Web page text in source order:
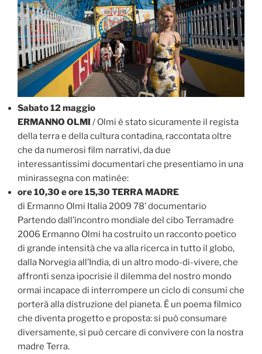
Sabato 12 maggio
ERMANNO OLMI / Olmi è stato sicuramente il regista
della terra e della cultura contadina, raccontata oltre
che da numerosi film narrativi, da due
interessantissimi documentari che presentiamo in una
minirassegna con matinée:
ore 10,30 e ore 15,30 TERRA MADRE
di Ermanno Olmi Italia 2009 78’ documentario
Partendo dall’incontro mondiale del cibo Terramadre
2006 Ermanno Olmi ha costruito un racconto poetico
di grande intensità che va alla ricerca in tutto il globo,
dalla Norvegia all’India, di un altro modo-di-vivere, che
affronti senza ipocrisie il dilemma del nostro mondo
ormai incapace di interrompere un ciclo di consumi che
porterà alla distruzione del pianeta. È un poema filmico
che diventa progetto e proposta: si può consumare
diversamente, si può cercare di convivere con la nostra
madre Terra.